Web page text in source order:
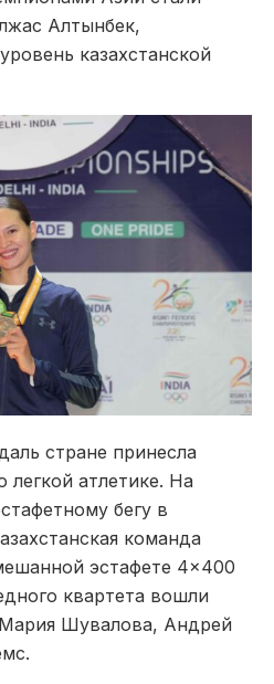
Алтынбек,
казахстанской
стране принесла
легкой атлетике. На
бегу в
команда
эстафете 4×400
квартета вошли
Шувалова, Андрей